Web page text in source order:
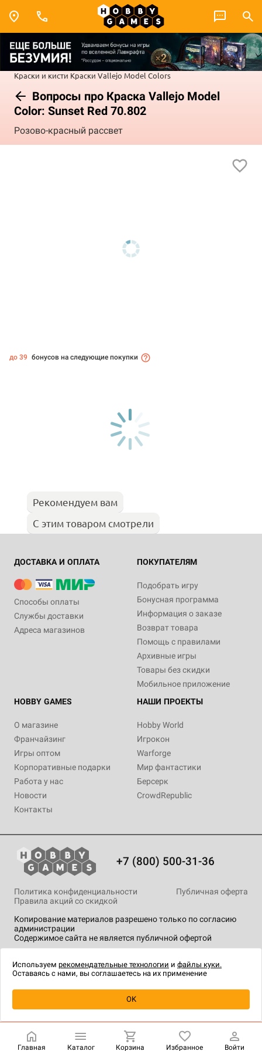
Краски и кисти Краски Vallejo Model Colors
Вопросы про Краска Vallejo Model
Color: Sunset Red 70.802
Розово-красный рассвет
Уведомить о наличии
до 39 бонусов на следующие покупки
Рекомендуем вам
С этим товаром смотрели
ДОСТАВКА И ОПЛАТА
Способы оплаты
Службы доставки
Адреса магазинов
ПОКУПАТЕЛЯМ
Подобрать игру
Бонусная программа
Информация о заказе
Возврат товара
Помощь с правилами
Архивные игры
Товары без скидки
Мобильное приложение
HOBBY GAMES
О магазине
Франчайзинг
Игры оптом
Корпоративные подарки
Работа у нас
Новости
Контакты
НАШИ ПРОЕКТЫ
Hobby World
Игрокон
Warforge
Мир фантастики
Берсерк
CrowdRepublic
+7 (800) 500-31-36
Копирование материалов разрешено только по согласию
администрации
Содержимое сайта не является публичной офертой
Политика конфиденциальности
Публичная оферта
Правила акций со скидкой
технологии.
Главная Каталог Корзина Избранное Войти
Используем рекомендательные технологии и файлы куки.
Оставаясь с нами, вы соглашаетесь на их применение
OK